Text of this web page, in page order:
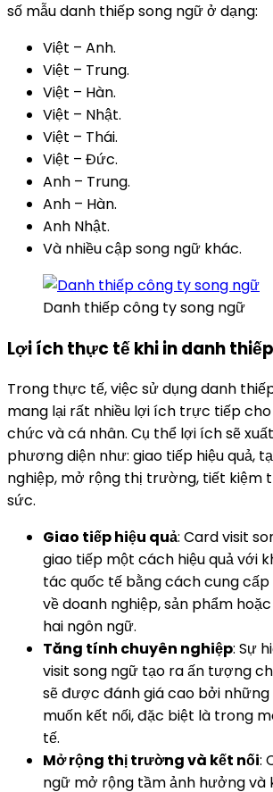
số mẫu danh thiếp song ngữ ở dạng:
Việt – Anh.
Việt – Trung.
Việt – Hàn.
Việt – Nhật.
Việt – Thái.
Việt – Đức.
Anh – Trung.
Anh – Hàn.
Anh Nhật.
Và nhiều cập song ngữ khác.
Danh thiếp công ty song ngữ
Lợi ích thực tế khi in danh
Trong thực tế, việc sử dụng danh
mang lại rất nhiều lợi ích trực tiếp
chức và cá nhân. Cụ thể lợi ích sẽ
phương diện như: giao tiếp hiệu quả,
nghiệp, mở rộng thị trường, tiết kiệm
sức.
Giao tiếp hiệu quả: Card visit
giao tiếp một cách hiệu quả với
tác quốc tế bằng cách cung
về doanh nghiệp, sản phẩm
hai ngôn ngữ.
Tăng tính chuyên nghiệp: Sự
visit song ngữ tạo ra ấn tượng
sẽ được đánh giá cao bởi
muốn kết nối, đặc biệt là trong
tế.
Mở rộng thị trường và kết nối:
ngữ mở rộng tầm ảnh hưởng và